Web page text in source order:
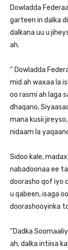
Dowladda
garteen in dalka
dalkana uu u
ah.
“ Dowladda
mid ah waxaa la
oo rasmi ah laga
dhaqano,
mana kusii
nidaam la
Sidoo kale,
nabadoonaa ee
doorasho qof iyo
u qabeen, isaga
doorashooyinka
“Dadka
ah, dalka intiisa